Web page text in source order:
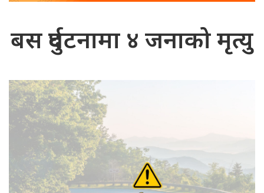
बस दुर्घटनामा ४ जनाको मृत्यु